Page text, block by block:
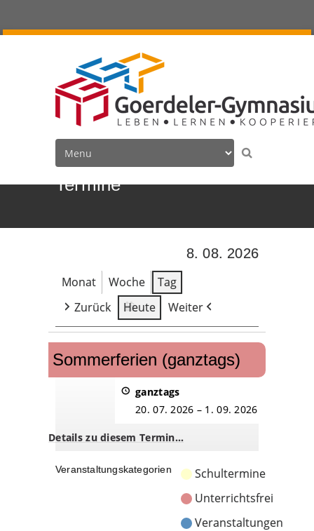
Termine
8. 08. 2026
Monat
Woche
Tag
Zurück
Heute Weiter
Sommerferien
(ganztags)
Sommerferien (ganztags)
ganztags
20. 07. 2026 – 1. 09. 2026
Details zu diesem Termin…
Veranstaltungskategorien
Schultermine
Unterrichtsfrei
Veranstaltungen